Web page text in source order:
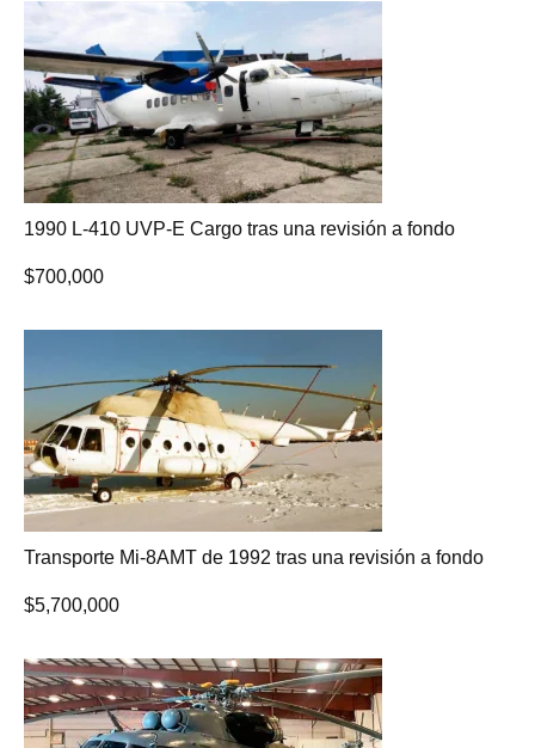
1990 L-410 UVP-E Cargo tras una revisión a fondo
$700,000
Transporte Mi-8AMT de 1992 tras una revisión a fondo
$5,700,000